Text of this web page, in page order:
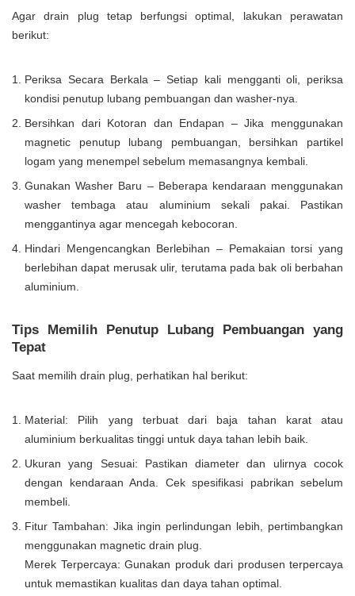
Agar drain plug tetap berfungsi optimal, lakukan perawatan
berikut:
Periksa Secara Berkala – Setiap kali mengganti oli, periksa
kondisi penutup lubang pembuangan dan washer-nya.
Bersihkan dari Kotoran dan Endapan – Jika menggunakan
magnetic penutup lubang pembuangan, bersihkan partikel
logam yang menempel sebelum memasangnya kembali.
Gunakan Washer Baru – Beberapa kendaraan menggunakan
washer tembaga atau aluminium sekali pakai. Pastikan
menggantinya agar mencegah kebocoran.
Hindari Mengencangkan Berlebihan – Pemakaian torsi yang
berlebihan dapat merusak ulir, terutama pada bak oli berbahan
aluminium.
Tips Memilih Penutup Lubang Pembuangan yang
Tepat
Saat memilih drain plug, perhatikan hal berikut:
Material: Pilih yang terbuat dari baja tahan karat atau
aluminium berkualitas tinggi untuk daya tahan lebih baik.
Ukuran yang Sesuai: Pastikan diameter dan ulirnya cocok
dengan kendaraan Anda. Cek spesifikasi pabrikan sebelum
membeli.
Fitur Tambahan: Jika ingin perlindungan lebih, pertimbangkan
menggunakan magnetic drain plug.
Merek Terpercaya: Gunakan produk dari produsen terpercaya
untuk memastikan kualitas dan daya tahan optimal.